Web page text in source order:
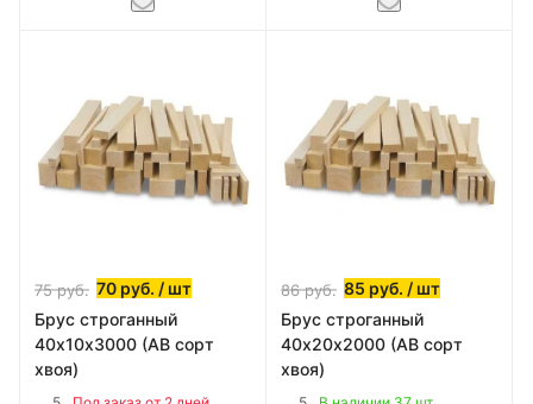
75руб. 70 руб. / шт
Брус строганный
40х10х3000 (АВ сорт
хвоя)
86руб. 85 руб. / шт
Брус строганный
40х20х2000 (АВ сорт
хвоя)